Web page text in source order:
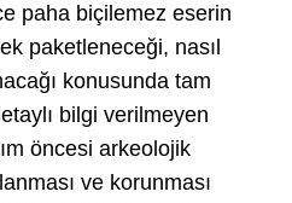
paha biçilemez eserin
paketleneceği, nasıl
konusunda tam
bilgi verilmeyen
öncesi arkeolojik
ve korunması